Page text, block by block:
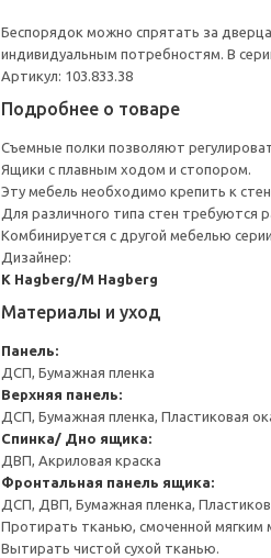
Беспорядок можно спрятать за
индивидуальным потребностям. В
Артикул: 103.833.38
Подробнее о товаре
Съемные полки позволяют
Ящики с плавным ходом и стопором.
Эту мебель необходимо крепить к
Для различного типа стен
Комбинируется с другой мебелью
Дизайнер:
K Hagberg/M Hagberg
Материалы и уход
Панель:
ДСП, Бумажная пленка
Верхняя панель:
ДСП, Бумажная пленка, Пластиковая
Спинка/ Дно ящика:
ДВП, Акриловая краска
Фронтальная панель ящика:
ДСП, ДВП, Бумажная пленка,
Протирать тканью, смоченной
Вытирать чистой сухой тканью.